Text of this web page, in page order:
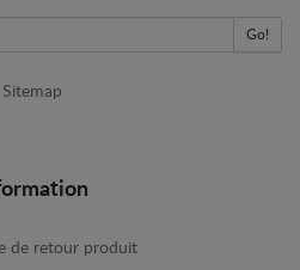
Go!
Sitemap
de retour produit